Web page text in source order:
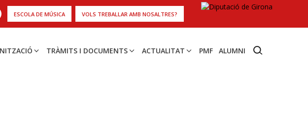
ESCOLA DE MÚSICA VOLS TREBALLAR AMB NOSALTRES?
TRÀMITS I DOCUMENTS ACTUALITAT PMF ALUMNI